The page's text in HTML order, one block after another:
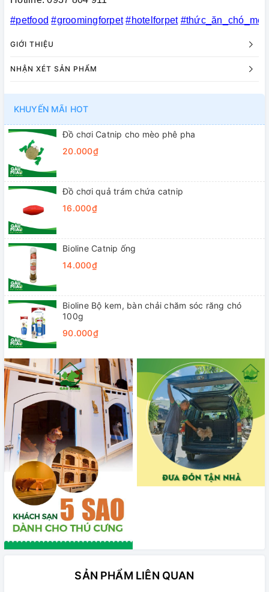
#petfood #groomingforpet #hotelforpet #thức_ăn_chó_mèo
GIỚI THIỆU
NHẬN XÉT SẢN PHẨM
KHUYẾN MÃI HOT
Đồ chơi Catnip cho mèo phê pha
20.000₫
Đồ chơi quả trám chứa catnip
16.000₫
Bioline Catnip ống
14.000₫
Bioline Bộ kem, bàn chải chăm sóc răng chó
100g
90.000₫
SẢN PHẨM LIÊN QUAN